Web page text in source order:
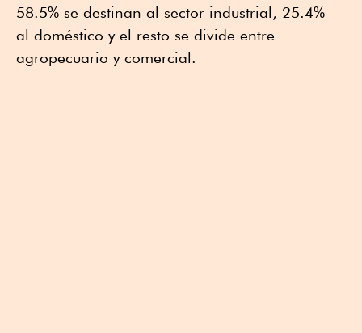
58.5% se destinan al sector industrial, 25.4%
al doméstico y el resto se divide entre
agropecuario y comercial.